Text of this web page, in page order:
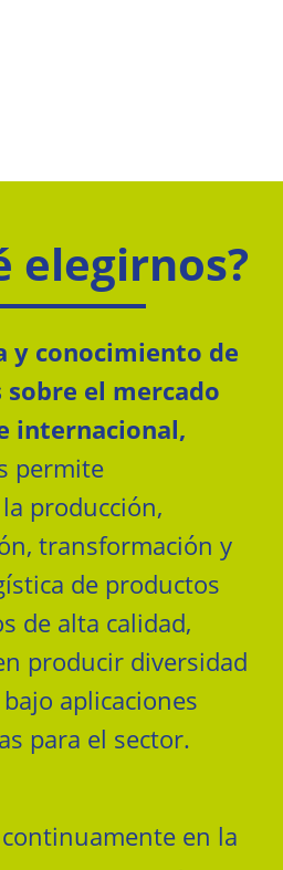
elegirnos?
y conocimiento de
sobre el mercado
internacional,
permite
producción,
transformación y
de productos
de alta calidad,
producir diversidad
aplicaciones
para el sector.
en la